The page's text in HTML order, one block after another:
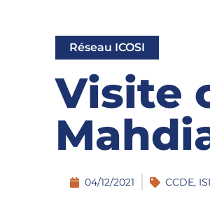
Réseau ICOSI
Visite
04/12/2021 CCDE,